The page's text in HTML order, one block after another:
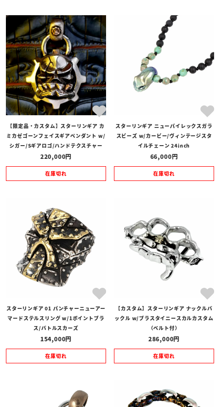
【限定品・カスタム】スターリンギア カ
ミカゼゴーンフェイスギアペンダント w/
シガー/Sギアロゴ/ハンドテクスチャー
220,000
在庫切れ
スターリンギア ニューパイレックスガラ
スビーズ w/カービー/ヴィンテージスタ
イルチェーン 24inch
66,000
在庫切れ
スターリンギア 01 パンチャーニューアー
マードステルスリング w/1ポイントブラ
ス/バトルスカーズ
154,000
在庫切れ
【カスタム】スターリンギア ナックルバ
ックル w/ブラスタイニースカルカスタム
（ベルト付）
286,000
在庫切れ